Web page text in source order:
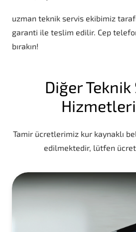
uzman teknik servis ekibimiz
garanti ile teslim edilir. Cep
bırakın!
Diğer
Tamir ücretlerimiz kur kaynaklı
edilmektedir, lütfen